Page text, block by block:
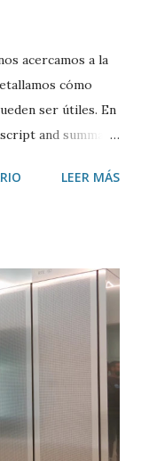
acercamos a la
cómo
ser útiles. En
and summary
así comoLEER MÁS